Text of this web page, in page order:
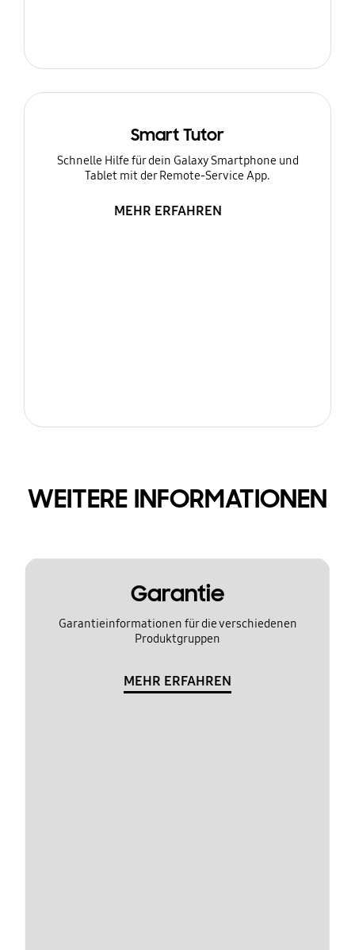
Smart Tutor
Schnelle Hilfe für dein Galaxy Smartphone und
Tablet mit der Remote-Service App.
MEHR ERFAHREN
WEITERE INFORMATIONEN
Garantie
Garantieinformationen für die verschiedenen
Produktgruppen
MEHR ERFAHREN